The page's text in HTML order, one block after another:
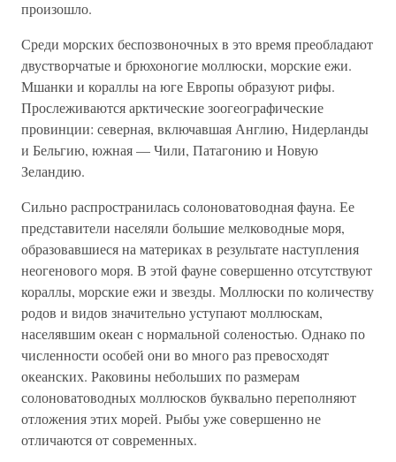
произошло.
Среди морских беспозвоночных в это время преобладают
двустворчатые и брюхоногие моллюски, морские ежи.
Мшанки и кораллы на юге Европы образуют рифы.
Прослеживаются арктические зоогеографические
провинции: северная, включавшая Англию, Нидерланды
и Бельгию, южная — Чили, Патагонию и Новую
Зеландию.
Сильно распространилась солоноватоводная фауна. Ее
представители населяли большие мелководные моря,
образовавшиеся на материках в результате наступления
неогенового моря. В этой фауне совершенно отсутствуют
кораллы, морские ежи и звезды. Моллюски по количеству
родов и видов значительно уступают моллюскам,
населявшим океан с нормальной соленостью. Однако по
численности особей они во много раз превосходят
океанских. Раковины небольших по размерам
солоноватоводных моллюсков буквально переполняют
отложения этих морей. Рыбы уже совершенно не
отличаются от современных.